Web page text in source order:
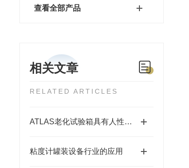
查看全部产品
相关文章
RELATED ARTICLES
ATLAS老化试验箱具有人性化的设计，易于操作和维护
粘度计罐装设备行业的应用